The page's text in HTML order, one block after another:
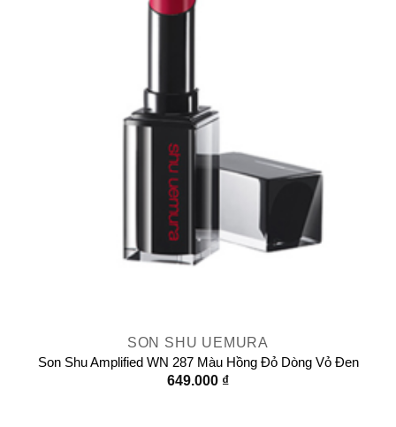
SON SHU UEMURA
Son Shu Amplified WN 287 Màu Hồng Đỏ Dòng Vỏ Đen
649.000 ₫